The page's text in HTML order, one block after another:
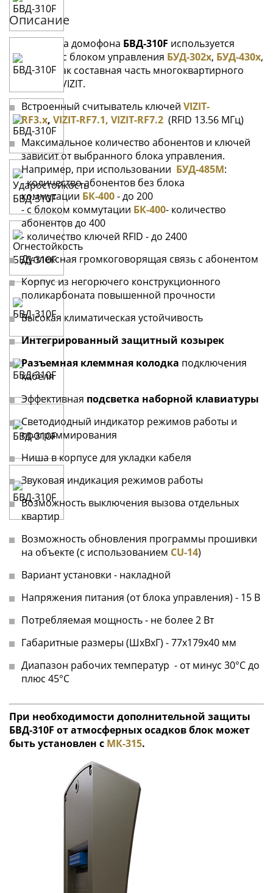
Описание
Блок вызова домофона БВД-310F используется
совместно с блоком управления БУД-302x, БУД-430x,
БУД-485xкак составная часть многоквартирного
домофона VIZIT.
Встроенный считыватель ключей VIZIT-
RF3.x, VIZIT-RF7.1, VIZIT-RF7.2 (RFID 13.56 МГц)
Максимальное количество абонентов и ключей
зависит от выбранного блока управления.
Например, при использовании БУД-485М:
- количество абонентов без блока
коммутации БК-400- до 200
- с блоком коммутации БК-400- количество
абонентов до 400
- количество ключей RFID - до 2400
Дуплексная громкоговорящая связь с абонентом
Корпус из негорючего конструкционного
поликарбоната повышенной прочности
Высокая климатическая устойчивость
Интегрированный защитный козырек
Разъемная клеммная колодка подключения
кабеля
Эффективная подсветка наборной клавиатуры
Светодиодный индикатор режимов работы и
программирования
Ниша в корпусе для укладки кабеля
Звуковая индикация режимов работы
Возможность выключения вызова отдельных
квартир
Возможность обновления программы прошивки
на объекте (с использованием CU-14)
Вариант установки - накладной
Напряжения питания (от блока управления) - 15 В
Потребляемая мощность - не более 2 Вт
Габаритные размеры (ШхВхГ) - 77х179х40 мм
Диапазон рабочих температур - от минус 30°С до
плюс 45°С
При необходимости дополнительной защиты
БВД-310F от атмосферных осадков блок может
быть установлен с МК-315.